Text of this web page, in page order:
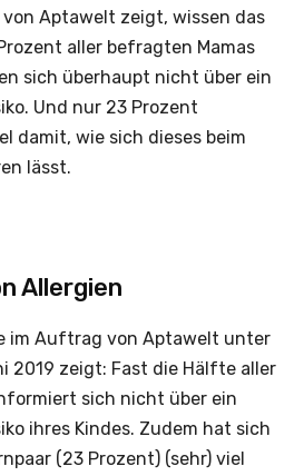
Aptawelt zeigt, wissen das
aller befragten Mamas
sich überhaupt nicht über ein
Und nur 23 Prozent
damit, wie sich dieses beim
lässt.
Allergien
im Auftrag von Aptawelt unter
2019 zeigt: Fast die Hälfte aller
sich nicht über ein
ihres Kindes. Zudem hat sich
(23 Prozent) (sehr) viel